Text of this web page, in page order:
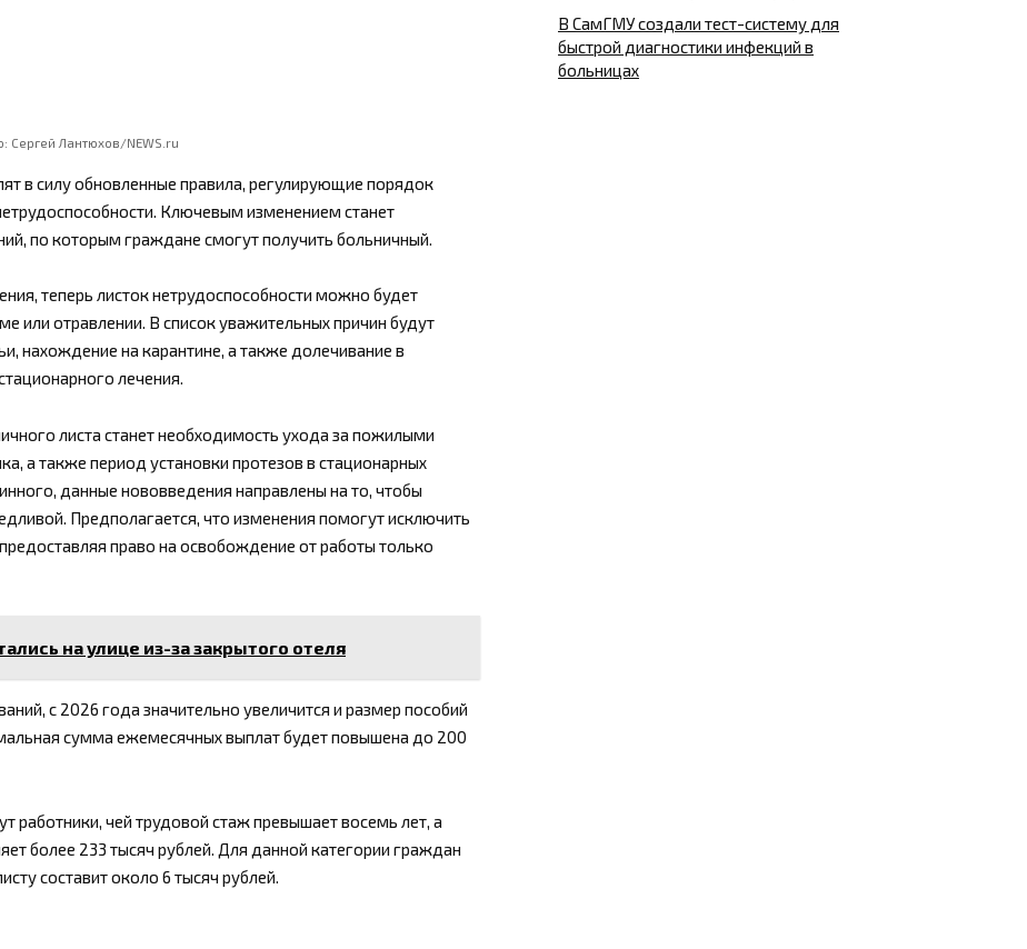
Сергей Лантюхов/NEWS.ru
в силу обновленные правила, регулирующие порядок
Ключевым изменением станет
по которым граждане смогут получить больничный.
теперь листок нетрудоспособности можно будет
или отравлении. В список уважительных причин будут
нахождение на карантине, а также долечивание в
лечения.
листа станет необходимость ухода за пожилыми
а также период установки протезов в стационарных
данные нововведения направлены на то, чтобы
Предполагается, что изменения помогут исключить
право на освобождение от работы только
на улице из-за закрытого отеля
с 2026 года значительно увеличится и размер пособий
сумма ежемесячных выплат будет повышена до 200
работники, чей трудовой стаж превышает восемь лет, а
более 233 тысяч рублей. Для данной категории граждан
составит около 6 тысяч рублей.
В СамГМУ создали тест-систему для
быстрой диагностики инфекций в
больницах